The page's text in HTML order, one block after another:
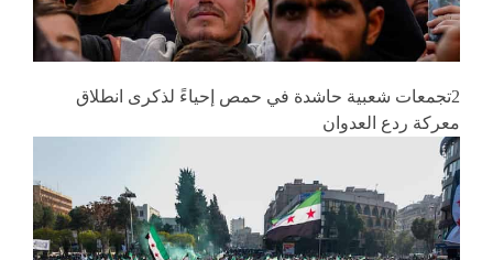
2تجمعات شعبية حاشدة في حمص إحياءً لذكرى انطلاق
معركة ردع العدوان